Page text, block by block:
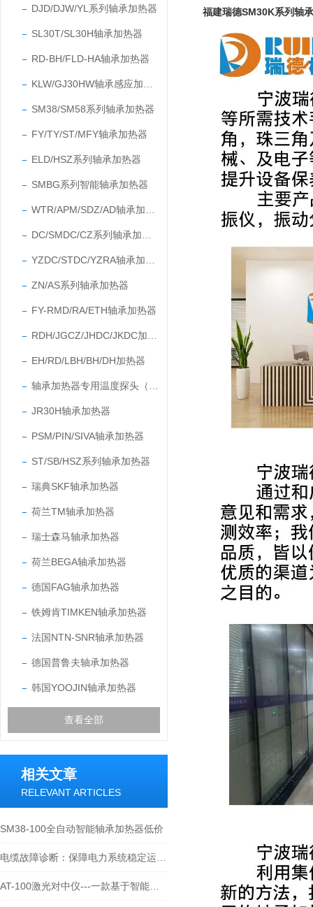
DJD/DJW/YL系列轴承加热器
SL30T/SL30H轴承加热器
RD-BH/FLD-HA轴承加热器
SM38/SM58系列轴承加热器
FY/TY/ST/MFY轴承加热器
ELD/HSZ系列轴承加热器
SMBG系列智能轴承加热器
ZN/AS系列轴承加热器
FY-RMD/RA/ETH轴承加热器
EH/RD/LBH/BH/DH加热器
JR30H轴承加热器
PSM/PIN/SIVA轴承加热器
ST/SB/HSZ系列轴承加热器
瑞典SKF轴承加热器
荷兰TM轴承加热器
瑞士森马轴承加热器
荷兰BEGA轴承加热器
德国FAG轴承加热器
铁姆肯TIMKEN轴承加热器
法国NTN-SNR轴承加热器
德国普鲁夫轴承加热器
韩国YOOJIN轴承加热器
查看全部
相关文章
RELEVANT ARTICLES
SM38-100全自动智能轴承加热器低价
福建瑞德SM30K系列轴